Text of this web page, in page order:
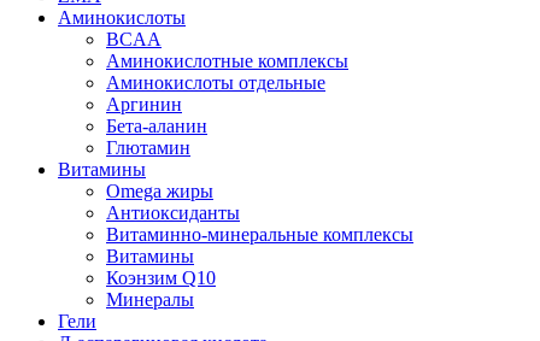
Аминокислоты
BCAA
Аминокислотные комплексы
Аминокислоты отдельные
Аргинин
Бета-аланин
Глютамин
Витамины
Omega жиры
Антиоксиданты
Витаминно-минеральные комплексы
Витамины
Коэнзим Q10
Минералы
Гели